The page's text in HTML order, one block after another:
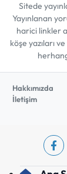
Sitede
Yayınlanan
harici linkler
köşe yazıları
Hakkımızda
İletişim